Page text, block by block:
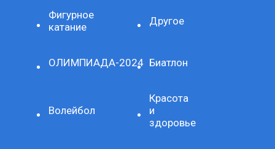
Фигурное
катание
Другое
ОЛИМПИАДА-2024 Биатлон
Волейбол
Красота
и
здоровье